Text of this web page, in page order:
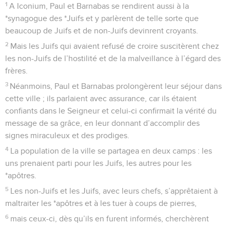
1 A Iconium, Paul et Barnabas se rendirent aussi à la
*synagogue des *Juifs et y parlèrent de telle sorte que
beaucoup de Juifs et de non-Juifs devinrent croyants.
2 Mais les Juifs qui avaient refusé de croire suscitèrent chez
les non-Juifs de l’hostilité et de la malveillance à l’égard des
frères.
3 Néanmoins, Paul et Barnabas prolongèrent leur séjour dans
cette ville ; ils parlaient avec assurance, car ils étaient
confiants dans le Seigneur et celui-ci confirmait la vérité du
message de sa grâce, en leur donnant d’accomplir des
signes miraculeux et des prodiges.
4 La population de la ville se partagea en deux camps : les
uns prenaient parti pour les Juifs, les autres pour les
*apôtres.
5 Les non-Juifs et les Juifs, avec leurs chefs, s’apprêtaient à
maltraiter les *apôtres et à les tuer à coups de pierres,
6 mais ceux-ci, dès qu’ils en furent informés, cherchèrent